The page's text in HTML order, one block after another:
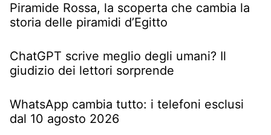
Piramide Rossa, la scoperta che cambia la
storia delle piramidi d’Egitto
ChatGPT scrive meglio degli umani? Il
giudizio dei lettori sorprende
WhatsApp cambia tutto: i telefoni esclusi
dal 10 agosto 2026